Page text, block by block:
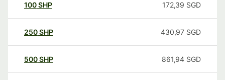
100SHP 172,39 SGD
250SHP 430,97 SGD
500SHP 861,94 SGD